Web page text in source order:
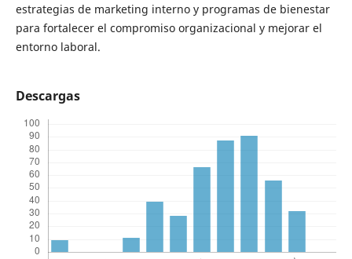
estrategias de marketing interno y programas de bienestar
para fortalecer el compromiso organizacional y mejorar el
entorno laboral.
Descargas